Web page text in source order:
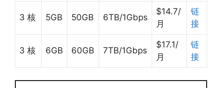
3 核 5GB 50GB 6TB/1Gbps
$14.7/
月
链
接
3 核 6GB 60GB 7TB/1Gbps
$17.1/
月
链
接